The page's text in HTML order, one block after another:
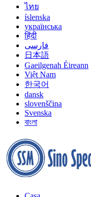
ไทย
íslenska
українська
हिंदी
فارسی
日本語
Gaeilgenah Éireann
Việt Nam
한국어
dansk
slovenščina
Svenska
বাংলা